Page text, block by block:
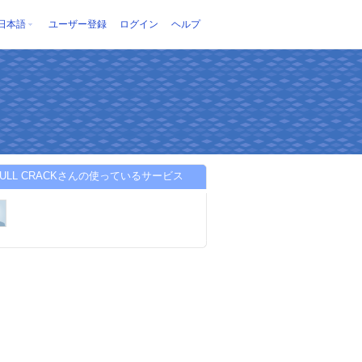
本語 ユーザー登録 ログイン ヘルプ
CRACKさんの使っているサービス